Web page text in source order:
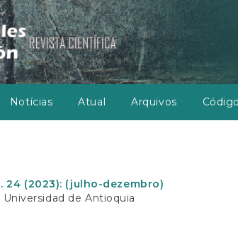
Notícias Atual Arquivos
24 (2023): (julho-dezembro)
Universidad de Antioquia